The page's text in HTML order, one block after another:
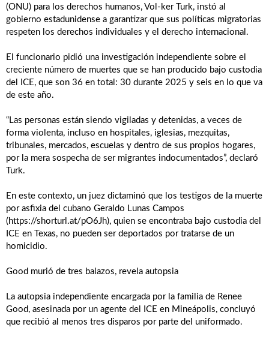
(ONU) para los derechos humanos, Vol-ker Turk, instó al
gobierno estadunidense a garantizar que sus políticas migratorias
respeten los derechos individuales y el derecho internacional.
El funcionario pidió una investigación independiente sobre el
creciente número de muertes que se han producido bajo custodia
del ICE, que son 36 en total: 30 durante 2025 y seis en lo que va
de este año.
“Las personas están siendo vigiladas y detenidas, a veces de
forma violenta, incluso en hospitales, iglesias, mezquitas,
tribunales, mercados, escuelas y dentro de sus propios hogares,
por la mera sospecha de ser migrantes indocumentados”, declaró
Turk.
En este contexto, un juez dictaminó que los testigos de la muerte
por asfixia del cubano Geraldo Lunas Campos
(https://shorturl.at/pO6Jh), quien se encontraba bajo custodia del
ICE en Texas, no pueden ser deportados por tratarse de un
homicidio.
Good murió de tres balazos, revela autopsia
La autopsia independiente encargada por la familia de Renee
Good, asesinada por un agente del ICE en Mineápolis, concluyó
que recibió al menos tres disparos por parte del uniformado.